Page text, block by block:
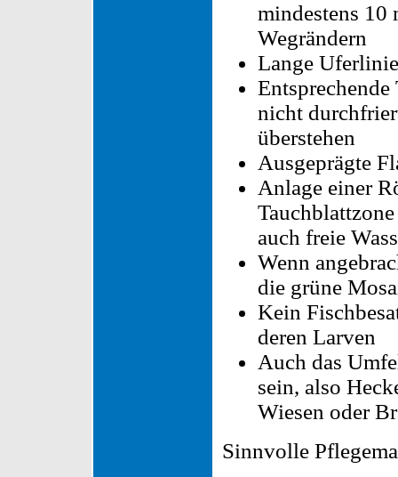
mindestens 10
Wegrändern
Lange
nicht
überstehen
Ausgeprägte
Anlage einer
auch freie
Wenn
die grüne
Kein
deren Larven
Auch das
sein, also
Wiesen oder
Sinnvolle